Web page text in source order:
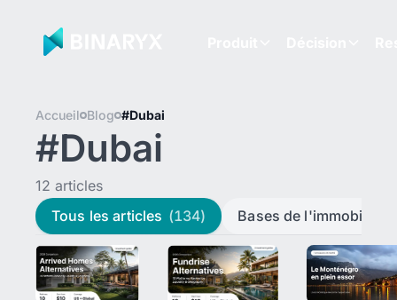
Accueil Blog #Dubai
#Dubai
12 articles
Tous les articles (134) Bases de l'immobilier